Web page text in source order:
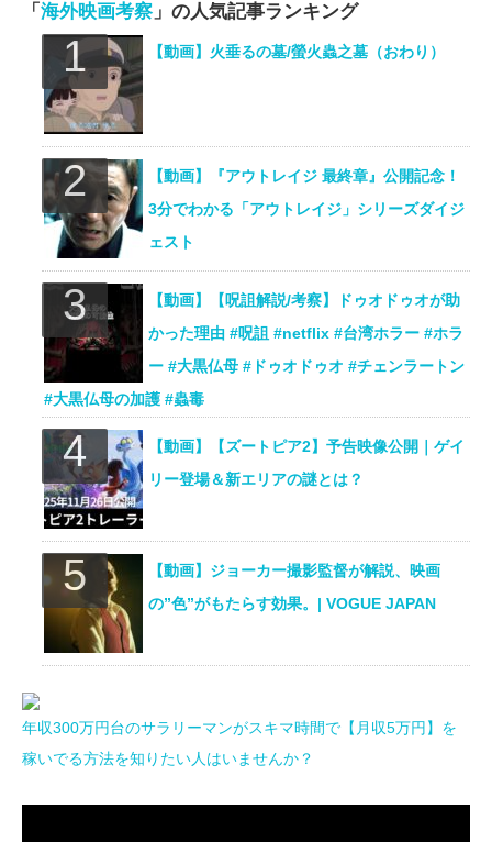
「 海外映画考察 」の人気記事ランキング
【動画】火垂るの墓/螢火蟲之墓（おわり）
【動画】『アウトレイジ 最終章』公開記念！
3分でわかる「アウトレイジ」シリーズダイジ
ェスト
【動画】【呪詛解説/考察】ドゥオドゥオが助
かった理由 #呪詛 #netflix #台湾ホラー #ホラ
ー #大黒仏母 #ドゥオドゥオ #チェンラートン
#大黒仏母の加護 #蟲毒
【動画】【ズートピア2】予告映像公開｜ゲイ
リー登場＆新エリアの謎とは？
【動画】ジョーカー撮影監督が解説、映画
の”色”がもたらす効果。| VOGUE JAPAN
年収300万円台のサラリーマンがスキマ時間で【月収5万円】を
稼いでる方法を知りたい人はいませんか？